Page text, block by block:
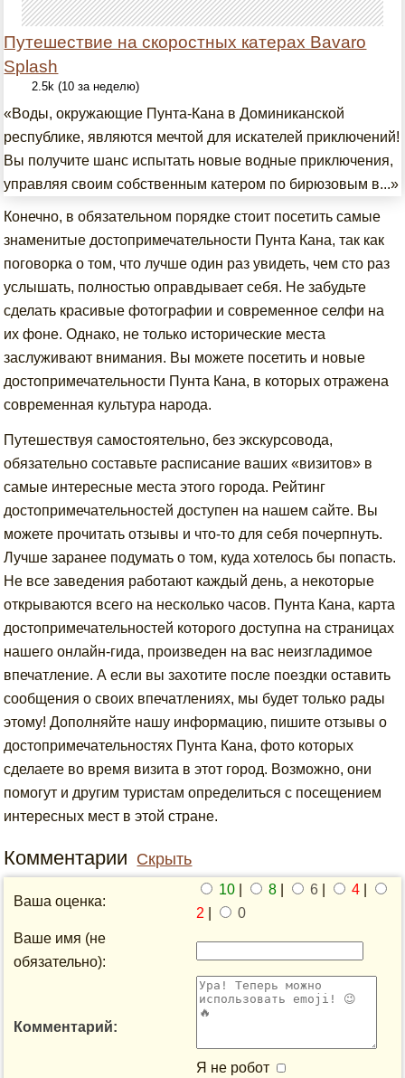
Путешествие на скоростных катерах Bavaro
Splash
2.5k (10 за неделю)
«Воды, окружающие Пунта-Кана в Доминиканской
республике, являются мечтой для искателей приключений!
Вы получите шанс испытать новые водные приключения,
управляя своим собственным катером по бирюзовым в...»
Конечно, в обязательном порядке стоит посетить самые
знаменитые достопримечательности Пунта Кана, так как
поговорка о том, что лучше один раз увидеть, чем сто раз
услышать, полностью оправдывает себя. Не забудьте
сделать красивые фотографии и современное селфи на
их фоне. Однако, не только исторические места
заслуживают внимания. Вы можете посетить и новые
достопримечательности Пунта Кана, в которых отражена
современная культура народа.
Путешествуя самостоятельно, без экскурсовода,
обязательно составьте расписание ваших «визитов» в
самые интересные места этого города. Рейтинг
достопримечательностей доступен на нашем сайте. Вы
можете прочитать отзывы и что-то для себя почерпнуть.
Лучше заранее подумать о том, куда хотелось бы попасть.
Не все заведения работают каждый день, а некоторые
открываются всего на несколько часов. Пунта Кана, карта
достопримечательностей которого доступна на страницах
нашего онлайн-гида, произведен на вас неизгладимое
впечатление. А если вы захотите после поездки оставить
сообщения о своих впечатлениях, мы будет только рады
этому! Дополняйте нашу информацию, пишите отзывы о
достопримечательностях Пунта Кана, фото которых
сделаете во время визита в этот город. Возможно, они
помогут и другим туристам определиться с посещением
интересных мест в этой стране.
Комментарии Скрыть
Ваша оценка:
10 8 6 4
2
0
Ваше имя (не
обязательно):
Комментарий:
Я не робот